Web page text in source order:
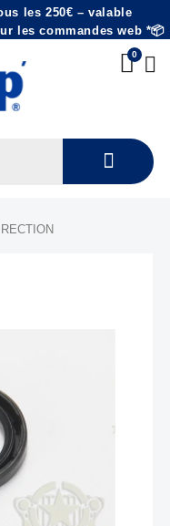
les 250€ – valable
les commandes web *📦